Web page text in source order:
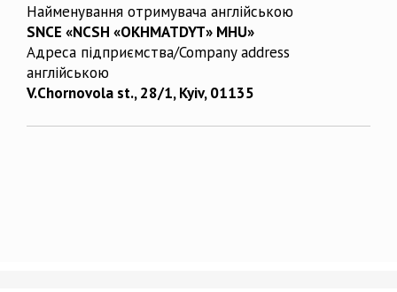
Найменування отримувача англійською
SNCE «NCSH «OKHMATDYT» MHU»
Адреса підприємства/Company address
англійською
V.Chornovola st., 28/1, Kyiv, 01135